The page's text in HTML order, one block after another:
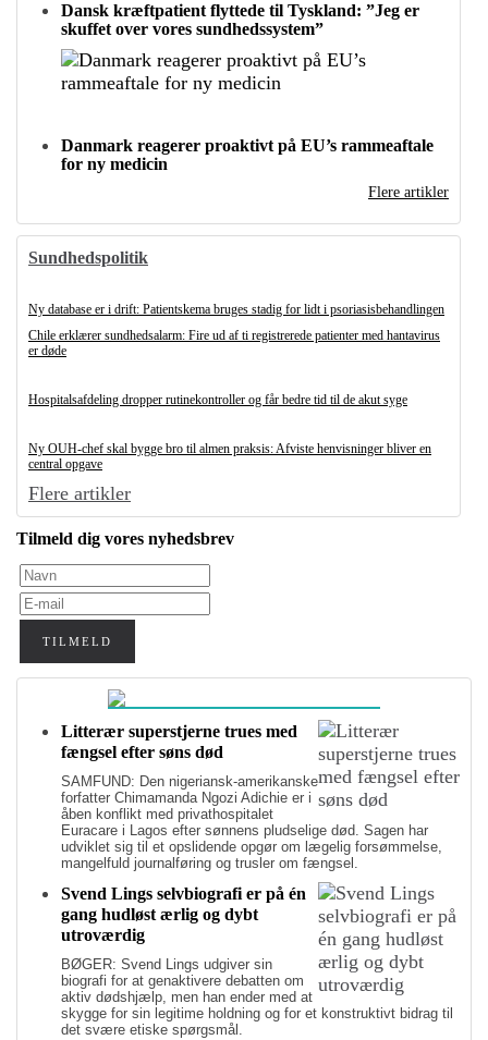
Dansk kræftpatient flyttede til Tyskland: ”Jeg er
skuffet over vores sundhedssystem”
Danmark reagerer proaktivt på EU’s rammeaftale
for ny medicin
Flere artikler
Sundhedspolitik
Ny database er i drift: Patientskema bruges stadig for lidt i psoriasisbehandlingen
Chile erklærer sundhedsalarm: Fire ud af ti registrerede patienter med hantavirus
er døde
Hospitalsafdeling dropper rutinekontroller og får bedre tid til de akut syge
Ny OUH-chef skal bygge bro til almen praksis: Afviste henvisninger bliver en
central opgave
Flere artikler
Tilmeld dig vores nyhedsbrev
TILMELD
Litterær superstjerne trues med
fængsel efter søns død
SAMFUND: Den nigeriansk-amerikanske
forfatter Chimamanda Ngozi Adichie er i
åben konflikt med privathospitalet
Euracare i Lagos efter sønnens pludselige død. Sagen har
udviklet sig til et opslidende opgør om lægelig forsømmelse,
mangelfuld journalføring og trusler om fængsel.
Svend Lings selvbiografi er på én
gang hudløst ærlig og dybt
utroværdig
BØGER: Svend Lings udgiver sin
biografi for at genaktivere debatten om
aktiv dødshjælp, men han ender med at
skygge for sin legitime holdning og for et konstruktivt bidrag til
det svære etiske spørgsmål.